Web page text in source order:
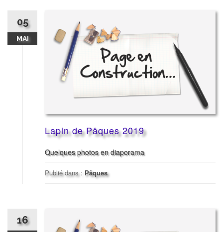
05
MAI
Lapin de Pâques 2019
Quelques photos en diaporama
Publié dans : Pâques
16